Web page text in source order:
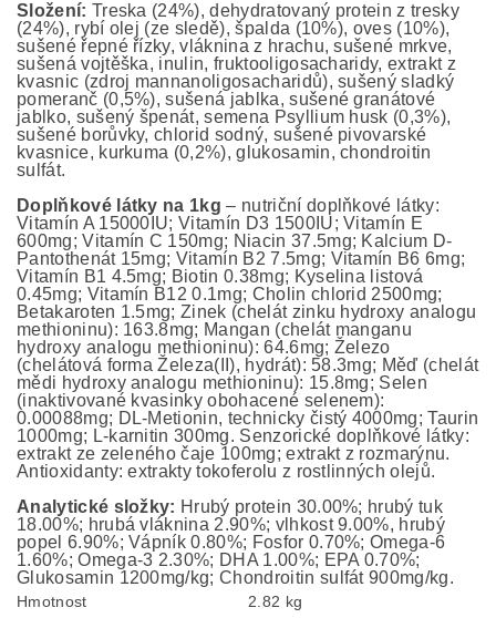
Složení: Treska (24%), dehydratovaný protein z tresky
(24%), rybí olej (ze sledě), špalda (10%), oves (10%),
sušené řepné řízky, vláknina z hrachu, sušené mrkve,
sušená vojtěška, inulin, fruktooligosacharidy, extrakt z
kvasnic (zdroj mannanoligosacharidů), sušený sladký
pomeranč (0,5%), sušená jablka, sušené granátové
jablko, sušený špenát, semena Psyllium husk (0,3%),
sušené borůvky, chlorid sodný, sušené pivovarské
kvasnice, kurkuma (0,2%), glukosamin, chondroitin
sulfát.
Doplňkové látky na 1kg– nutriční doplňkové látky:
Vitamín A 15000IU; Vitamín D3 1500IU; Vitamín E
600mg; Vitamín C 150mg; Niacin 37.5mg; Kalcium D-
Pantothenát 15mg; Vitamín B2 7.5mg; Vitamín B6 6mg;
Vitamín B1 4.5mg; Biotin 0.38mg; Kyselina listová
0.45mg; Vitamín B12 0.1mg; Cholin chlorid 2500mg;
Betakaroten 1.5mg; Zinek (chelát zinku hydroxy analogu
methioninu): 163.8mg; Mangan (chelát manganu
hydroxy analogu methioninu): 64.6mg; Železo
(chelátová forma Železa(II), hydrát): 58.3mg; Měď (chelát
mědi hydroxy analogu methioninu): 15.8mg; Selen
(inaktivované kvasinky obohacené selenem):
0.00088mg; DL-Metionin, technicky čistý 4000mg; Taurin
1000mg; L-karnitin 300mg. Senzorické doplňkové látky:
extrakt ze zeleného čaje 100mg; extrakt z rozmarýnu.
Antioxidanty: extrakty tokoferolu z rostlinných olejů.
Analytické složky: Hrubý protein 30.00%; hrubý tuk
18.00%; hrubá vláknina 2.90%; vlhkost 9.00%, hrubý
popel 6.90%; Vápník 0.80%; Fosfor 0.70%; Omega-6
1.60%; Omega-3 2.30%; DHA 1.00%; EPA 0.70%;
Glukosamin 1200mg/kg; Chondroitin sulfát 900mg/kg.
Hmotnost 2.82 kg